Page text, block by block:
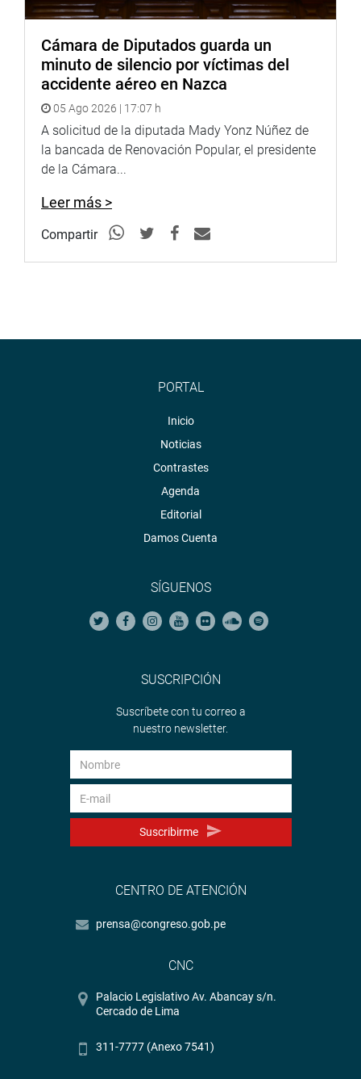
Cámara de Diputados guarda un
minuto de silencio por víctimas del
accidente aéreo en Nazca
05 Ago 2026 | 17:07 h
A solicitud de la diputada Mady Yonz Núñez de
la bancada de Renovación Popular, el presidente
de la Cámara...
Leer más >
Compartir
PORTAL
Inicio
Noticias
Contrastes
Agenda
Editorial
Damos Cuenta
SÍGUENOS
SUSCRIPCIÓN
Suscríbete con tu correo a
nuestro newsletter.
Suscribirme
CENTRO DE ATENCIÓN
prensa@congreso.gob.pe
CNC
Palacio Legislativo Av. Abancay s/n.
Cercado de Lima
311-7777 (Anexo 7541)